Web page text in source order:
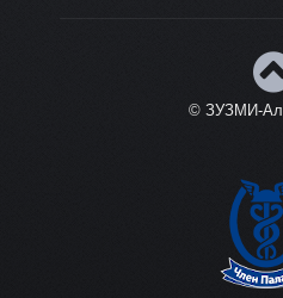
© ЗУЗМИ-